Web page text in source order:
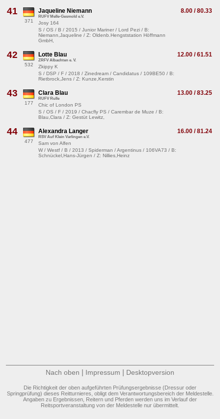
41
371
8.00 / 80.33
Jaqueline Niemann
RUFV Melle-Gesmold e.V.
Josy 164
S / OS / B / 2015 / Junior Mariner / Lord Pezi / B:
Niemann,Jaqueline / Z: Oldenb.Hengststation Höffmann
GmbH,
42
532
12.00 / 61.51
Lotte Blau
ZRFV Albachten e. V.
Zkippy K
S / DSP / F / 2018 / Zinedream / Candidatus / 109BE50 / B:
Rietbrock,Jens / Z: Kunze,Kerstin
43
177
13.00 / 83.25
Clara Blau
RUFV Rulle
Chic of London PS
S / OS / F / 2019 / Chacfly PS / Carembar de Muze / B:
Blau,Clara / Z: Gestüt Lewitz,
44
477
16.00 / 81.24
Alexandra Langer
RSV Auf Klein Varlingen e.V.
Sam von Alfen
W / Westf / B / 2013 / Spiderman / Argentinus / 106VA73 / B:
Schnückel,Hans-Jürgen / Z: Nillies,Heinz
Nach oben | Impressum | Desktopversion
Die Richtigkeit der oben aufgeführten Prüfungsergebnisse (Dressur oder
Springprüfung) dieses Reitturnieres, obligt dem Verantwortungsbereich der Meldestelle.
Angaben zu Ergebnissen, Reitern und Pferden werden uns im Verlauf der
Reitsportveranstaltung von der Meldestelle nur übermittelt.